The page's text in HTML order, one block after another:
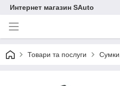
Интернет магазин SAuto
Товари та послуги